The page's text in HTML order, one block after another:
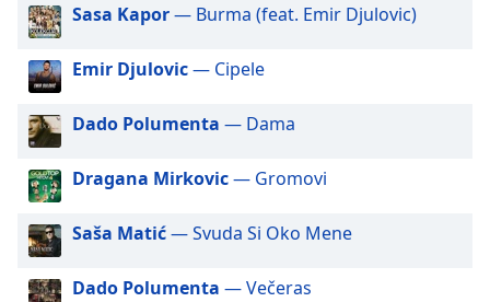
Fullscreen
This
modal
window.
Beginning
dialog
window.
Escape
Sasa Kapor— Burma (feat. Emir Djulovic)
Emir Djulovic— Cipele
Dado Polumenta — Dama
Dragana Mirkovic— Gromovi
Saša Matić— Svuda Si Oko Mene
Dado Polumenta — Večeras